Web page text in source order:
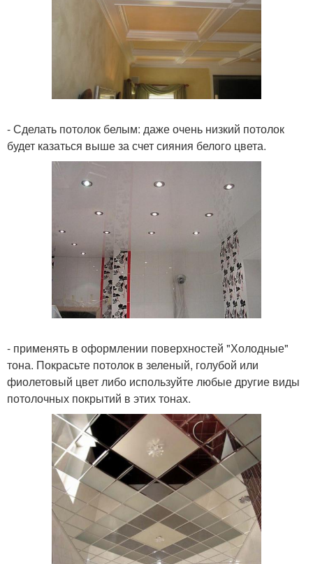
- Сделать потолок белым: даже очень низкий потолок
будет казаться выше за счет сияния белого цвета.
- применять в оформлении поверхностей "Холодные"
тона. Покрасьте потолок в зеленый, голубой или
фиолетовый цвет либо используйте любые другие виды
потолочных покрытий в этих тонах.